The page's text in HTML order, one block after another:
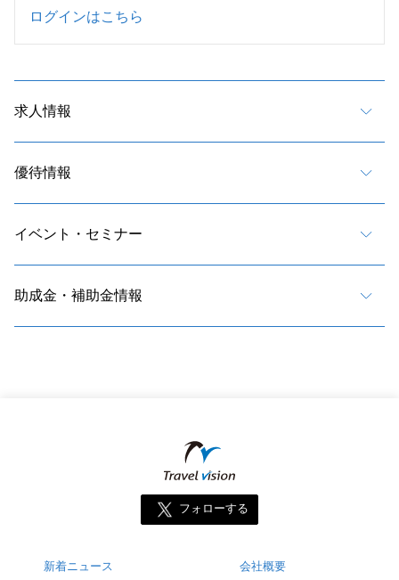
ログインはこちら
求人情報
優待情報
イベント・セミナー
助成金・補助金情報
フォローする
新着ニュース
会社概要